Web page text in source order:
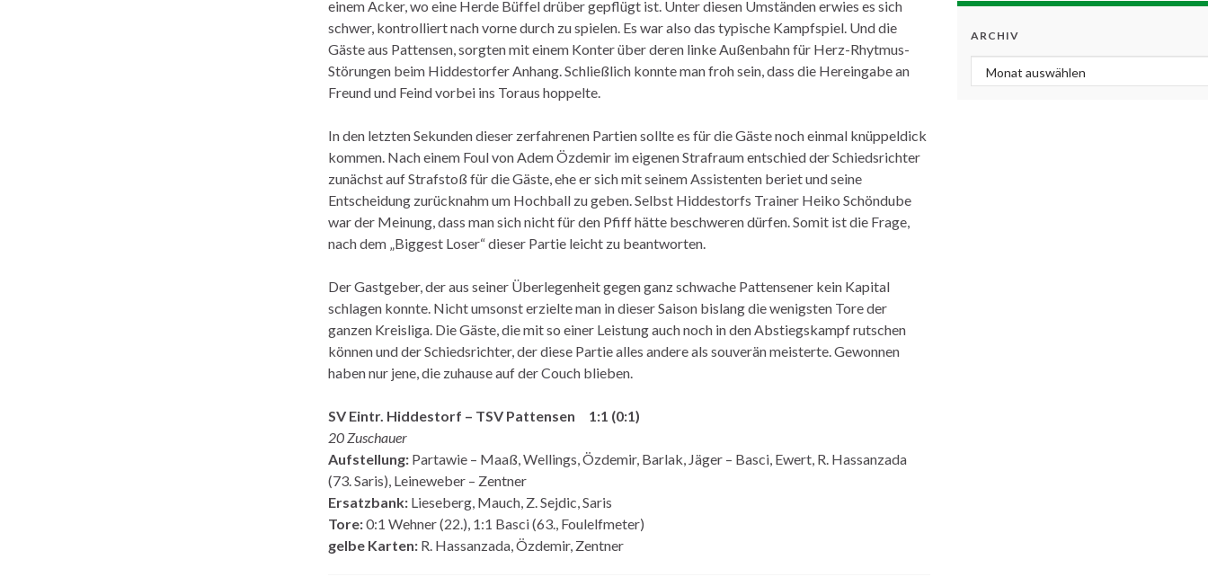
einem Acker, wo eine Herde Büffel drüber gepflügt ist. Unter diesen Umständen erwies es sich
schwer, kontrolliert nach vorne durch zu spielen. Es war also das typische Kampfspiel. Und die
Gäste aus Pattensen, sorgten mit einem Konter über deren linke Außenbahn für Herz-Rhytmus-
Störungen beim Hiddestorfer Anhang. Schließlich konnte man froh sein, dass die Hereingabe an
Freund und Feind vorbei ins Toraus hoppelte.
In den letzten Sekunden dieser zerfahrenen Partien sollte es für die Gäste noch einmal knüppeldick
kommen. Nach einem Foul von Adem Özdemir im eigenen Strafraum entschied der Schiedsrichter
zunächst auf Strafstoß für die Gäste, ehe er sich mit seinem Assistenten beriet und seine
Entscheidung zurücknahm um Hochball zu geben. Selbst Hiddestorfs Trainer Heiko Schöndube
war der Meinung, dass man sich nicht für den Pfiff hätte beschweren dürfen. Somit ist die Frage,
nach dem „Biggest Loser“ dieser Partie leicht zu beantworten.
Der Gastgeber, der aus seiner Überlegenheit gegen ganz schwache Pattensener kein Kapital
schlagen konnte. Nicht umsonst erzielte man in dieser Saison bislang die wenigsten Tore der
ganzen Kreisliga. Die Gäste, die mit so einer Leistung auch noch in den Abstiegskampf rutschen
können und der Schiedsrichter, der diese Partie alles andere als souverän meisterte. Gewonnen
haben nur jene, die zuhause auf der Couch blieben.
SV Eintr. Hiddestorf – TSV Pattensen 1:1 (0:1)
20 Zuschauer
Aufstellung: Partawie – Maaß, Wellings, Özdemir, Barlak, Jäger – Basci, Ewert, R. Hassanzada
(73. Saris), Leineweber – Zentner
Ersatzbank: Lieseberg, Mauch, Z. Sejdic, Saris
Tore:0:1 Wehner (22.), 1:1 Basci (63., Foulelfmeter)
gelbe Karten: R. Hassanzada, Özdemir, Zentner
ARCHIV
Archiv